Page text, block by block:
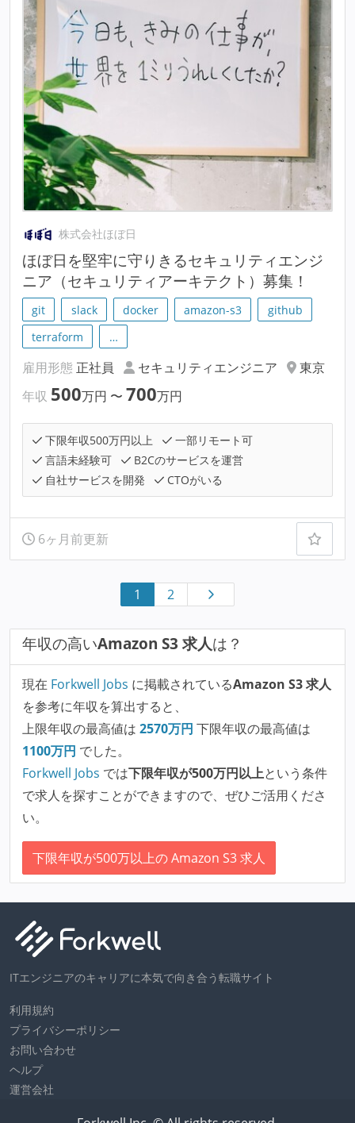
株式会社ほぼ日
ほぼ日を堅牢に守りきるセキュリティエンジ
ニア（セキュリティアーキテクト）募集！
git slack docker amazon-s3
github
terraform
…
雇用形態 正社員 セキュリティエンジニア
東京
年収 500万円 〜 700万円
下限年収500万円以上
一部リモート可
言語未経験可
B2Cのサービスを運営
自社サービスを開発
CTOがいる
6ヶ月前更新
1 2
年収の高いAmazon S3 求人は？
現在 Forkwell Jobs に掲載されているAmazon S3 求人
を参考に年収を算出すると、
上限年収の最高値は 2570万円 下限年収の最高値は
1100万円 でした。
Forkwell Jobs では下限年収が500万円以上という条件
で求人を探すことができますので、ぜひご活用くださ
い。
下限年収が500万以上の Amazon S3 求人
ITエンジニアのキャリアに本気で向き合う転職サイト
利用規約
プライバシーポリシー
お問い合わせ
ヘルプ
運営会社